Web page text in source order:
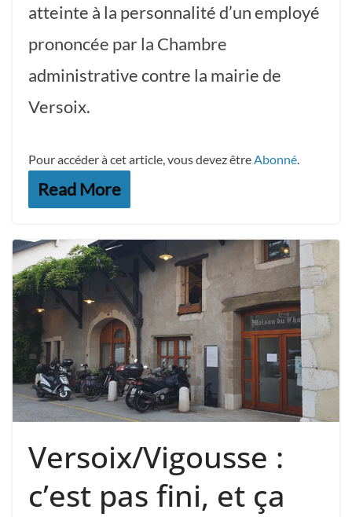
atteinte à la personnalité d’un employé
prononcée par la Chambre
administrative contre la mairie de
Versoix.
Pour accéder à cet article, vous devez êtreAbonné.
Read More
Versoix/Vigousse :
c’est pas fini, et ça